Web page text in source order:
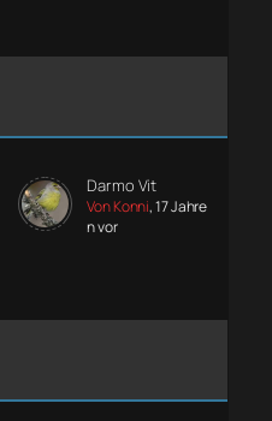
Darmo Vit
Von Konni, 17 Jahre
n vor